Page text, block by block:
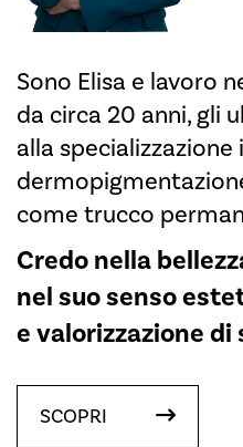
Sono Elisa e lavoro
da circa 20 anni, gli
alla specializzazione
come trucco
Credo nella
nel suo senso
e valorizzazione di
SCOPRI